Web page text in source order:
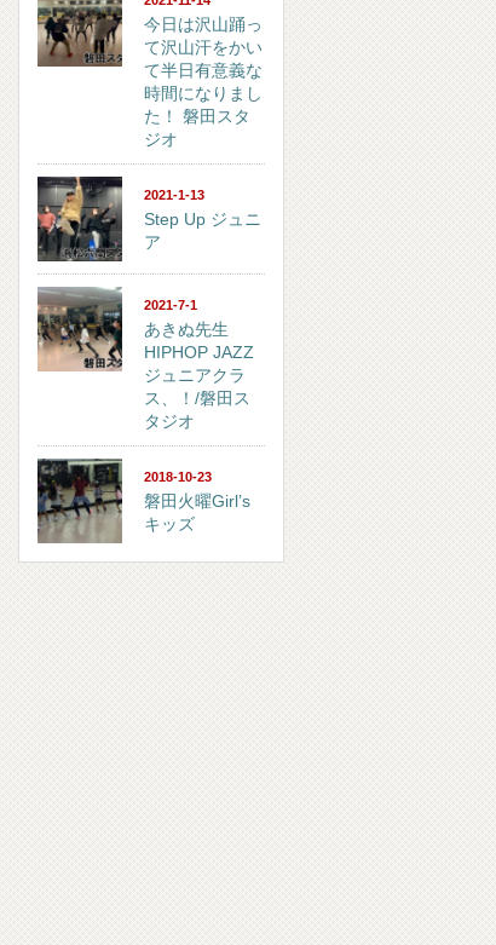
今日は沢山踊っ
て沢山汗をかい
て半日有意義な
時間になりまし
た！ 磐田スタ
ジオ
2021-1-13
Step Up ジュニ
ア
2021-7-1
あきぬ先生
HIPHOP JAZZ
ジュニアクラ
ス、！/磐田ス
タジオ
2018-10-23
磐田火曜Girl’s
キッズ